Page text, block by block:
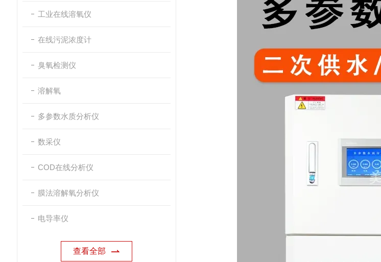
工业在线溶氧仪
在线污泥浓度计
臭氧检测仪
溶解氧
多参数水质分析仪
数采仪
COD在线分析仪
膜法溶解氧分析仪
电导率仪
查看全部